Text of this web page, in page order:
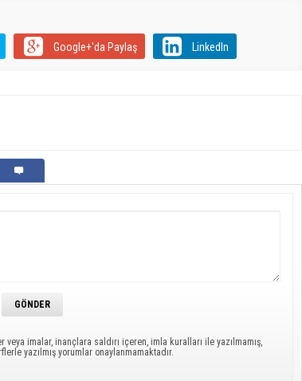
Google+'da Paylaş LinkedIn
imalar, inançlara saldırı içeren, imla kuralları ile yazılmamış,
yazılmış yorumlar onaylanmamaktadır.